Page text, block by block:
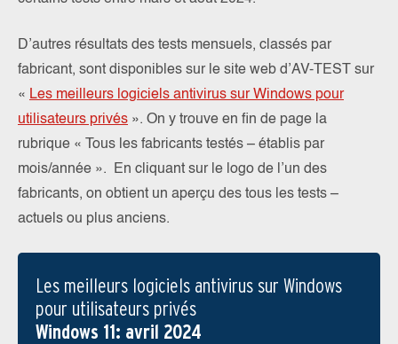
D’autres résultats des tests mensuels, classés par
fabricant, sont disponibles sur le site web d’AV-TEST sur
« Les meilleurs logiciels antivirus sur Windows pour
utilisateurs privés ». On y trouve en fin de page la
rubrique « Tous les fabricants testés – établis par
mois/année ». En cliquant sur le logo de l’un des
fabricants, on obtient un aperçu des tous les tests –
actuels ou plus anciens.
Les meilleurs logiciels antivirus sur Windows
pour utilisateurs privés
Windows 11: avril 2024